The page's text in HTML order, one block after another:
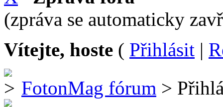
(zpráva se automaticky
Vítejte, hoste ( Přihlásit |
FotonMag fórum >